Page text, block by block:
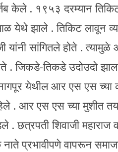
केले . १९५३ दरम्यान
येथे झाले . तिकिट लावून
सांगितले होते .
. जिकडे-तिकडे उदोउदो
येथील आर एस एस च्या
. आर एस एस च्या मुशीत
. छत्रपती शिवाजी महाराज
प्रभावीपणे वापरून